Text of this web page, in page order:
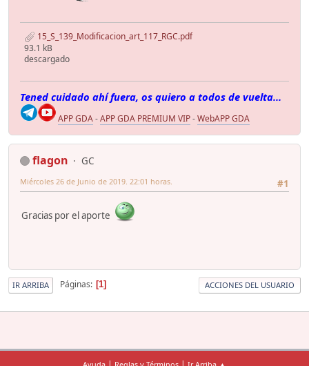
15_S_139_Modificacion_art_117_RGC.pdf
93.1 kB
descargado
Tened cuidado ahí fuera, os quiero a todos de vuelta...
APP GDA-APP GDA PREMIUM VIP-WebAPP GDA
flagon
GC
#1
Miércoles 26 de Junio de 2019. 22:01 horas.
Gracias por el aporte
IR ARRIBA Páginas 1 ACCIONES DEL USUARIO